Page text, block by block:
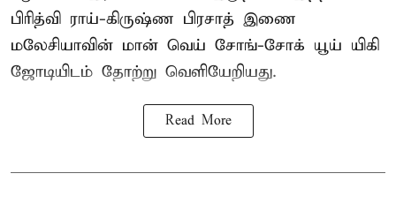
பிரித்வி ராய்-கிருஷ்ண பிரசாத் இணை
மலேசியாவின் மான் வெய் சோங்-சோக் யூய் யிகி
ஜோடியிடம் தோற்று வெளியேறியது.
Read More